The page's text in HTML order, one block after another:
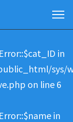
in
sys/
on line6
in